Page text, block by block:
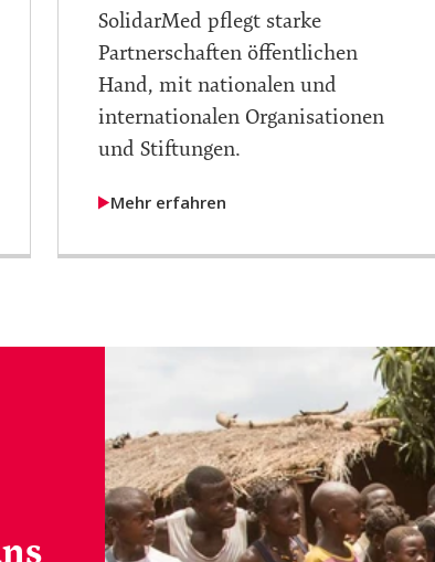
SolidarMed pflegt starke
Partnerschaften öffentlichen
Hand, mit nationalen und
internationalen Organisationen
und Stiftungen.
Mehr erfahren